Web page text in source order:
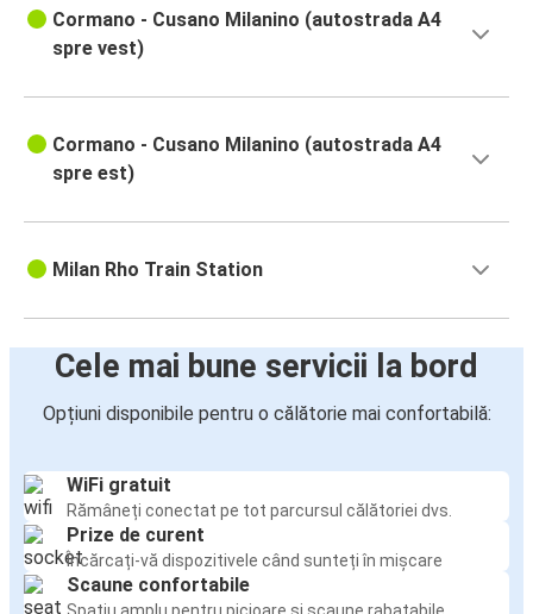
Cormano - Cusano Milanino (autostrada A4
spre vest)
Cormano - Cusano Milanino (autostrada A4
spre est)
Milan Rho Train Station
Cele mai bune servicii la bord
Opțiuni disponibile pentru o călătorie mai confortabilă:
WiFi gratuit
Rămâneți conectat pe tot parcursul călătoriei dvs.
Prize de curent
Încărcați-vă dispozitivele când sunteți în mișcare
Scaune confortabile